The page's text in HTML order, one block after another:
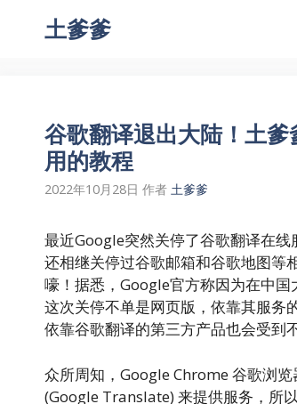
土爹爹
谷歌翻译退出大陆！土
用的教程
2022年10月28日 作者 土爹爹
最近Google突然关停了谷歌翻译在线
还相继关停过谷歌邮箱和谷歌地图等
嚎！据悉，Google官方称因为在中
这次关停不单是网页版，依靠其服务
依靠谷歌翻译的第三方产品也会受到
众所周知，Google Chrome 谷歌浏
(Google Translate) 来提供服务，所